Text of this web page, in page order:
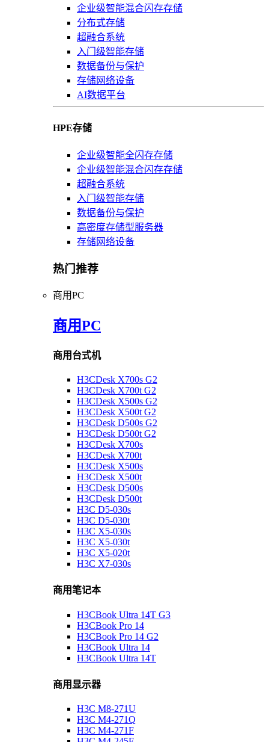
企业级智能混合闪存存储
分布式存储
超融合系统
入门级智能存储
数据备份与保护
存储网络设备
AI数据平台
HPE存储
企业级智能全闪存存储
企业级智能混合闪存存储
超融合系统
入门级智能存储
数据备份与保护
高密度存储型服务器
存储网络设备
热门推荐
商用PC
商用PC
商用台式机
H3CDesk X700s G2
H3CDesk X700t G2
H3CDesk X500s G2
H3CDesk X500t G2
H3CDesk D500s G2
H3CDesk D500t G2
H3CDesk X700s
H3CDesk X700t
H3CDesk X500s
H3CDesk X500t
H3CDesk D500s
H3CDesk D500t
H3C D5-030s
H3C D5-030t
H3C X5-030s
H3C X5-030t
H3C X5-020t
H3C X7-030s
商用笔记本
H3CBook Ultra 14T G3
H3CBook Pro 14
H3CBook Pro 14 G2
H3CBook Ultra 14
H3CBook Ultra 14T
商用显示器
H3C M8-271U
H3C M4-271Q
H3C M4-271F